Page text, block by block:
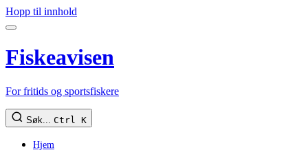
Hopp til innhold
Fiskeavisen
For fritids og sportsfiskere
Søk... Ctrl K
Hjem